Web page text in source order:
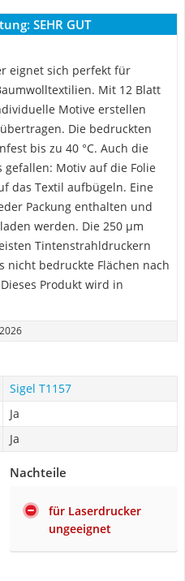
SEHR GUT
eignet sich perfekt für
Mit 12 Blatt
Motive erstellen
Die bedruckten
bis zu 40 °C. Auch die
Motiv auf die Folie
das Textil aufbügeln. Eine
Packung enthalten und
werden. Die 250 µm
Tintenstrahldruckern
nicht bedruckte Flächen nach
Produkt wird in
Sigel T1157
Ja
Ja
Nachteile
für Laserdrucker
ungeeignet